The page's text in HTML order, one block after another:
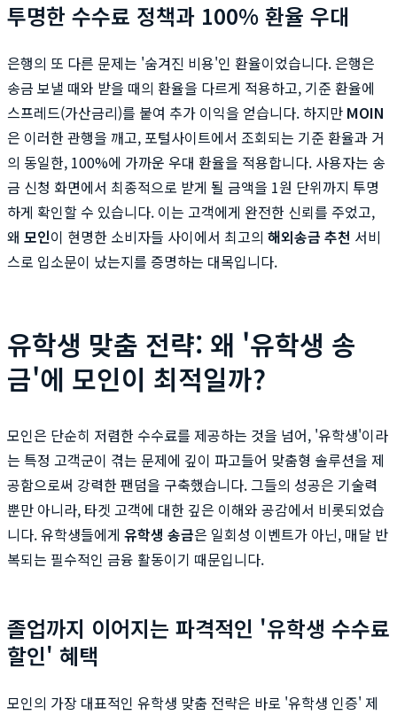
투명한 수수료 정책과 100% 환율 우대
은행의 또 다른 문제는 '숨겨진 비용'인 환율이었습니다. 은행은
송금 보낼 때와 받을 때의 환율을 다르게 적용하고, 기준 환율에
스프레드(가산금리)를 붙여 추가 이익을 얻습니다. 하지만 MOIN
은 이러한 관행을 깨고, 포털사이트에서 조회되는 기준 환율과 거
의 동일한, 100%에 가까운 우대 환율을 적용합니다. 사용자는 송
금 신청 화면에서 최종적으로 받게 될 금액을 1원 단위까지 투명
하게 확인할 수 있습니다. 이는 고객에게 완전한 신뢰를 주었고,
왜 모인이 현명한 소비자들 사이에서 최고의 해외송금 추천 서비
스로 입소문이 났는지를 증명하는 대목입니다.
유학생 맞춤 전략: 왜 '유학생 송
금'에 모인이 최적일까?
모인은 단순히 저렴한 수수료를 제공하는 것을 넘어, '유학생'이라
는 특정 고객군이 겪는 문제에 깊이 파고들어 맞춤형 솔루션을 제
공함으로써 강력한 팬덤을 구축했습니다. 그들의 성공은 기술력
뿐만 아니라, 타겟 고객에 대한 깊은 이해와 공감에서 비롯되었습
니다. 유학생들에게 유학생 송금은 일회성 이벤트가 아닌, 매달 반
복되는 필수적인 금융 활동이기 때문입니다.
졸업까지 이어지는 파격적인 '유학생 수수료
할인' 혜택
모인의 가장 대표적인 유학생 맞춤 전략은 바로 '유학생 인증' 제